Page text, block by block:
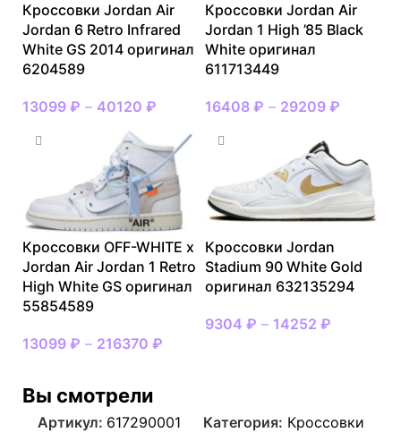
Кроссовки Jordan Air
Jordan 6 Retro Infrared
White GS 2014 оригинал
6204589
13099 ₽ – 40120 ₽
Кроссовки Jordan Air
Jordan 1 High ’85 Black
White оригинал
611713449
16408 ₽ – 29209 ₽
Кроссовки OFF-WHITE x
Jordan Air Jordan 1 Retro
High White GS оригинал
55854589
13099 ₽ – 216370 ₽
Кроссовки Jordan
Stadium 90 White Gold
оригинал 632135294
9304 ₽ – 14252 ₽
Вы смотрели
Артикул: 617290001 Категория: Кроссовки